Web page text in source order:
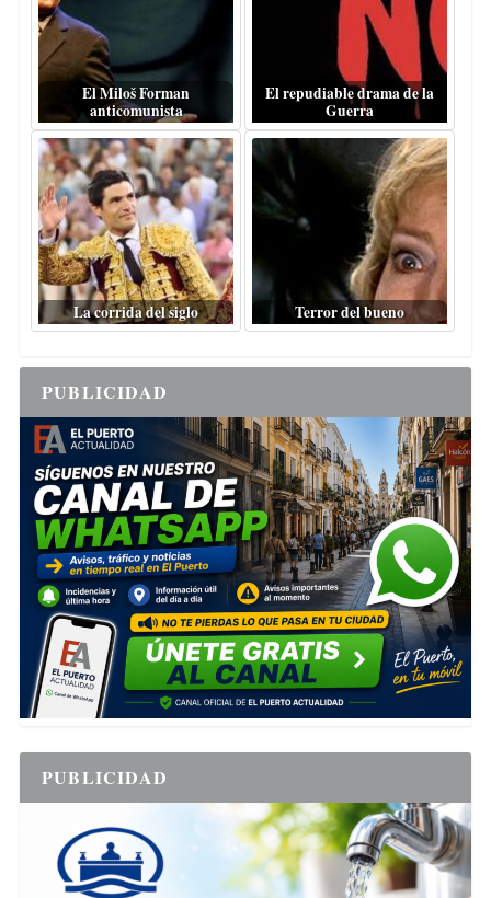
El Miloš Forman
anticomunista
El repudiable drama de la
Guerra
La corrida del siglo Terror del bueno
PUBLICIDAD
PUBLICIDAD